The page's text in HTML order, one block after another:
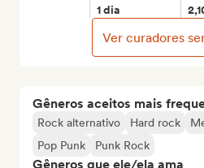
Gêneros aceitos mais
Rock alternativo Hard rock
Pop Punk
Punk Rock
Gêneros que ele/ela ama
1 dia
Ver curadores